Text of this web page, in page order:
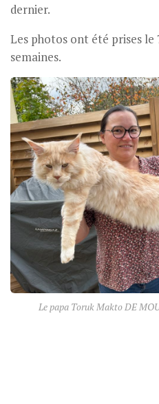
dernier.
Les photos ont été prises
semaines.
Le papa Toruk Makto DE